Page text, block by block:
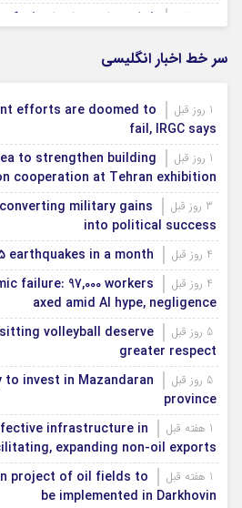
شتاب‌بخشی به احداث شهرک
سر خط اخبار انگلیسی
efforts are doomed to
fail, IRGC says
to strengthen building
cooperation at Tehran exhibition
military gains
into political success
earthquakes in a month
failure: 97,000 workers
axed amid AI hype, negligence
volleyball deserve
greater respect
to invest in Mazandaran
province
infrastructure in
expanding non-oil exports
project of oil fields to
be implemented in Darkhovin